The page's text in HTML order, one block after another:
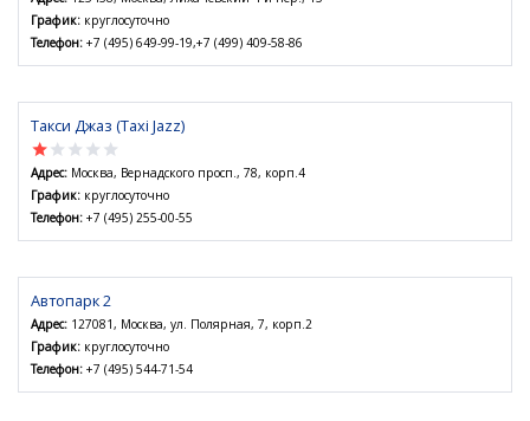
График: круглосуточно
Телефон: +7 (495) 649-99-19,+7 (499) 409-58-86
Такси Джаз (Taxi Jazz)
star
star
star
star
star
Адрес: Москва, Вернадского просп., 78, корп.4
График: круглосуточно
Телефон: +7 (495) 255-00-55
Автопарк 2
Адрес: 127081, Москва, ул. Полярная, 7, корп.2
График: круглосуточно
Телефон: +7 (495) 544-71-54